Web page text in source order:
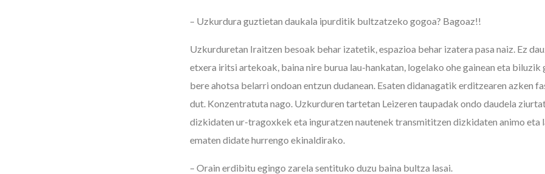
– Uzkurdura guztietan daukala ipurditik bultzatzeko gogoa? Bagoaz!!
Uzkurduretan Iraitzen besoak behar izatetik, espazioa behar izatera pasa naiz. Ez
etxera iritsi artekoak, baina nire burua lau-hankatan, logelako ohe gainean eta
bere ahotsa belarri ondoan entzun dudanean. Esaten didanagatik erditzearen azken
dut. Konzentratuta nago. Uzkurduren tartetan Leizeren taupadak ondo daudela
dizkidaten ur-tragoxkek eta inguratzen nautenek transmititzen dizkidaten animo eta
ematen didate hurrengo ekinaldirako.
– Orain erdibitu egingo zarela sentituko duzu baina bultza lasai.